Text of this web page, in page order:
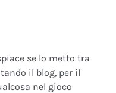
se lo metto tra
il blog, per il
nel gioco